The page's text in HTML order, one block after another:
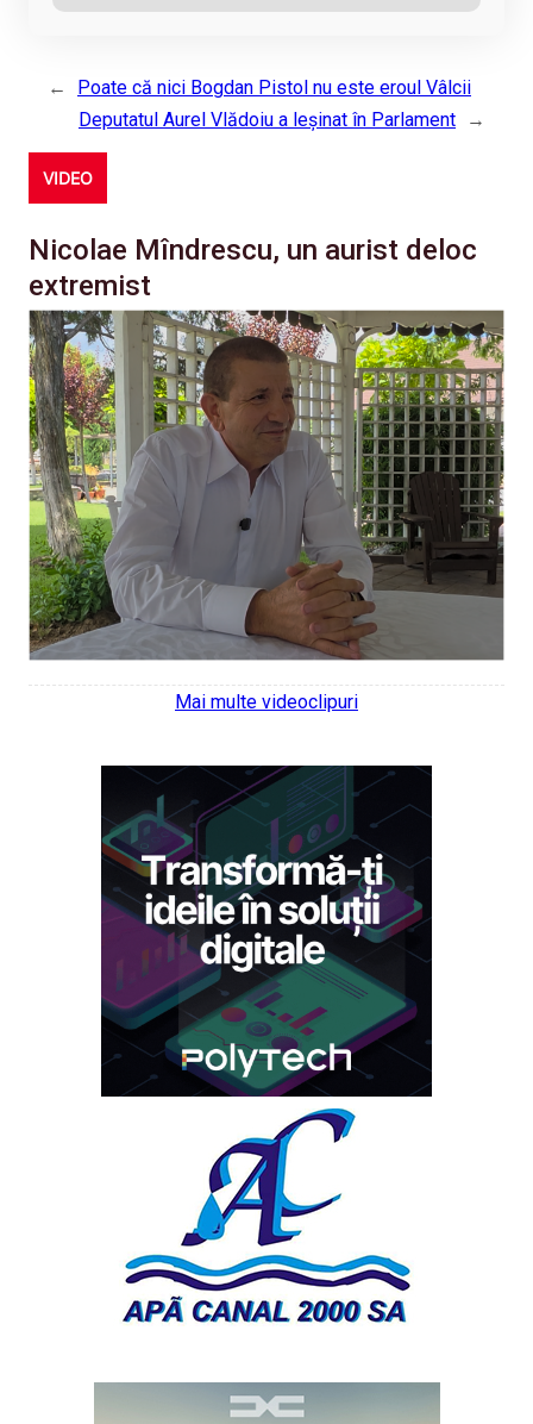
←
Poate că nici Bogdan Pistol nu este eroul Vâlcii
Deputatul Aurel Vlădoiu a leșinat în Parlament
→
VIDEO
Nicolae Mîndrescu, un aurist deloc
extremist
Mai multe videoclipuri